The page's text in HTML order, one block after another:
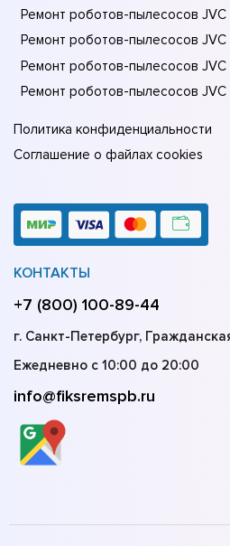
Ремонт роботов-пылесосов
Ремонт роботов-пылесосов JVC
Ремонт роботов-пылесосов JVC
Ремонт роботов-пылесосов
Политика конфиденциальности
Соглашение о файлах cookies
КОНТАКТЫ
+7 (800) 100-89-44
г. Санкт-Петербург,
Ежедневно с 10:00 до 20:00
info@fiksremspb.ru